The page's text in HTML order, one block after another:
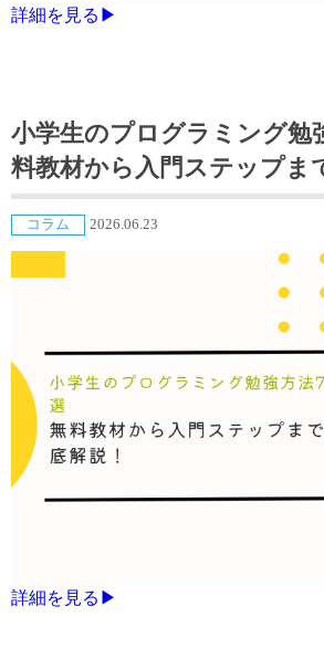
詳細を見る▶
小学生のプログラミング勉
料教材から入門ステップま
コラム 2026.06.23
詳細を見る▶